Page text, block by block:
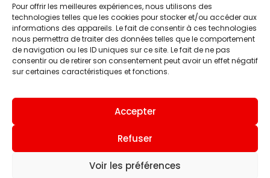
Pour offrir les meilleures expériences, nous utilisons des
technologies telles que les cookies pour stocker et/ou accéder aux
informations des appareils. Le fait de consentir à ces technologies
nous permettra de traiter des données telles que le comportement
de navigation ou les ID uniques sur ce site. Le fait de ne pas
consentir ou de retirer son consentement peut avoir un effet négatif
sur certaines caractéristiques et fonctions.
Accepter
Refuser
Voir les préférences
ACTUALITÉS
CLUB
BOUTIQUE
HISTOIRE
ÉQUIPE PREMIERE
INFOS ET CONTACT